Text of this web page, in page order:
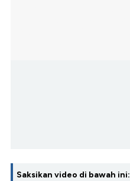
Saksikan video di bawah ini: